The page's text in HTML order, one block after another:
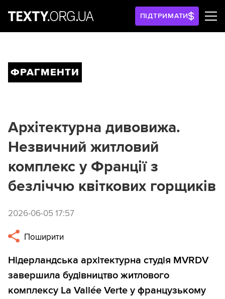
ПІДТРИМАТИ
ФРАГМЕНТИ
Архітектурна дивовижа.
Незвичний житловий
комплекс у Франції з
безліччю квіткових горщиків
2026-06-05 17:57
Поширити
Нідерландська архітектурна студія MVRDV
завершила будівництво житлового
комплексу La Vallée Verte у французькому